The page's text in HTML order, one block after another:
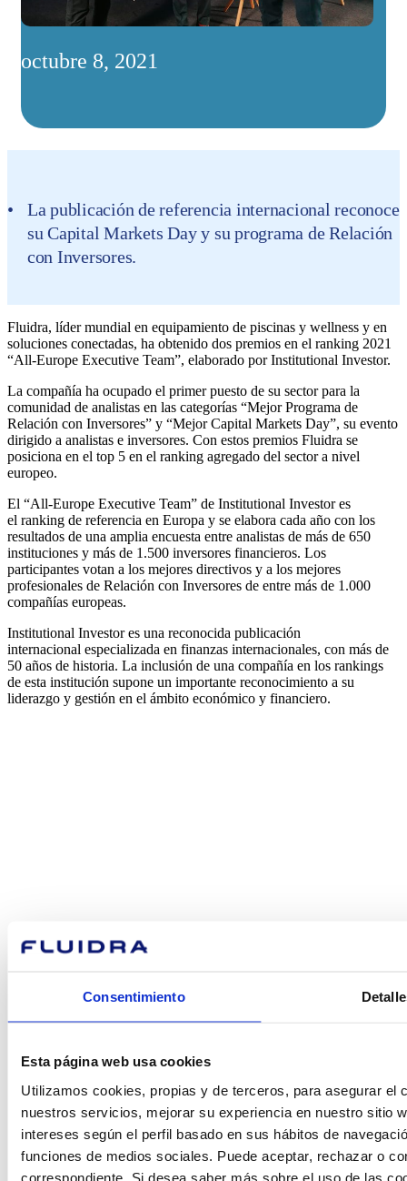
Consentimiento
Esta página web usa cookies
Utilizamos cookies, propias y de terceros, para asegurar el
nuestros servicios, mejorar su experiencia en nuestro sitio
intereses según el perfil basado en sus hábitos de
funciones de medios sociales. Puede aceptar, rechazar o
correspondiente. Si desea saber más sobre el uso de las
octubre 8, 2021
La publicación de referencia internacional reconoce
su Capital Markets Day y su programa de Relación
con Inversores.
Fluidra, líder mundial en equipamiento de piscinas y wellness y en
soluciones conectadas, ha obtenido dos premios en el ranking 2021
“All-Europe Executive Team”, elaborado por Institutional Investor.
La compañía ha ocupado el primer puesto de su sector para la
comunidad de analistas en las categorías “Mejor Programa de
Relación con Inversores” y “Mejor Capital Markets Day”, su evento
dirigido a analistas e inversores. Con estos premios Fluidra se
posiciona en el top 5 en el ranking agregado del sector a nivel
europeo.
El “All-Europe Executive Team” de Institutional Investor es
el ranking de referencia en Europa y se elabora cada año con los
resultados de una amplia encuesta entre analistas de más de 650
instituciones y más de 1.500 inversores financieros. Los
participantes votan a los mejores directivos y a los mejores
profesionales de Relación con Inversores de entre más de 1.000
compañías europeas.
Institutional Investor es una reconocida publicación
internacional especializada en finanzas internacionales, con más de
50 años de historia. La inclusión de una compañía en los rankings
de esta institución supone un importante reconocimiento a su
liderazgo y gestión en el ámbito económico y financiero.
ayudarte?
Contacto
Encuentre Fluidra
en su país